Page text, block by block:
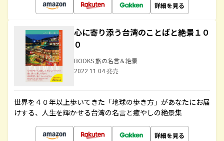
詳細を見る
心に寄り添う台湾のことばと絶景１０
０
BOOKS 旅の名言＆絶景
2022.11.04 発売
世界を４０年以上歩いてきた「地球の歩き方」があなたにお届
けする、人生を輝かせる台湾の名言と癒やしの絶景集
詳細を見る